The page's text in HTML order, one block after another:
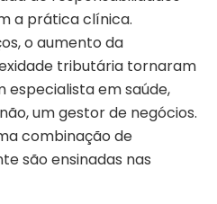
a prática clínica.
o aumento da
tributária tornaram
especialista em saúde,
um gestor de negócios.
combinação de
são ensinadas nas